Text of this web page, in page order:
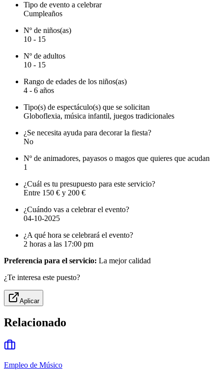
Tipo de evento a celebrar
Cumpleaños
Nº de niños(as)
10 - 15
Nº de adultos
10 - 15
Rango de edades de los niños(as)
4 - 6 años
Tipo(s) de espectáculo(s) que se solicitan
Globoflexia, música infantil, juegos tradicionales
¿Se necesita ayuda para decorar la fiesta?
No
Nº de animadores, payasos o magos que quieres que acudan
1
¿Cuál es tu presupuesto para este servicio?
Entre 150 € y 200 €
¿Cuándo vas a celebrar el evento?
04-10-2025
¿A qué hora se celebrará el evento?
2 horas a las 17:00 pm
Preferencia para el servicio: La mejor calidad
¿Te interesa este puesto?
Aplicar
Relacionado
Empleo de Músico